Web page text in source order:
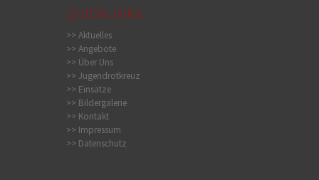
QUICKLINKS
>> Aktuelles
>> Angebote
>> Über Uns
>> Jugendrotkreuz
>> Einsätze
>> Bildergalerie
>> Kontakt
>> Impressum
>> Datenschutz